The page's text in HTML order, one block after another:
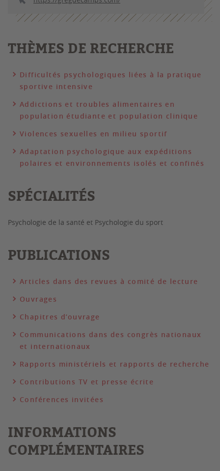
THÈMES DE RECHERCHE
Difficultés psychologiques liées à la pratique
sportive intensive
Addictions et troubles alimentaires en
population étudiante et population clinique
Violences sexuelles en milieu sportif
Adaptation psychologique aux expéditions
polaires et environnements isolés et confinés
SPÉCIALITÉS
Psychologie de la santé et Psychologie du sport
PUBLICATIONS
Articles dans des revues à comité de lecture
Ouvrages
Chapitres d’ouvrage
Communications dans des congrès nationaux
et internationaux
Rapports ministériels et rapports de recherche
Contributions TV et presse écrite
Conférences invitées
INFORMATIONS
COMPLÉMENTAIRES